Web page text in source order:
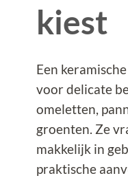
kiest
Een
voor delicate
omeletten,
groenten. Ze
makkelijk in
praktische